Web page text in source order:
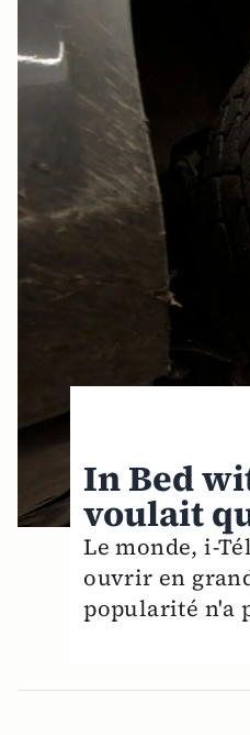
In Bed
voulait
Le monde, i-
ouvrir en
popularité n'a